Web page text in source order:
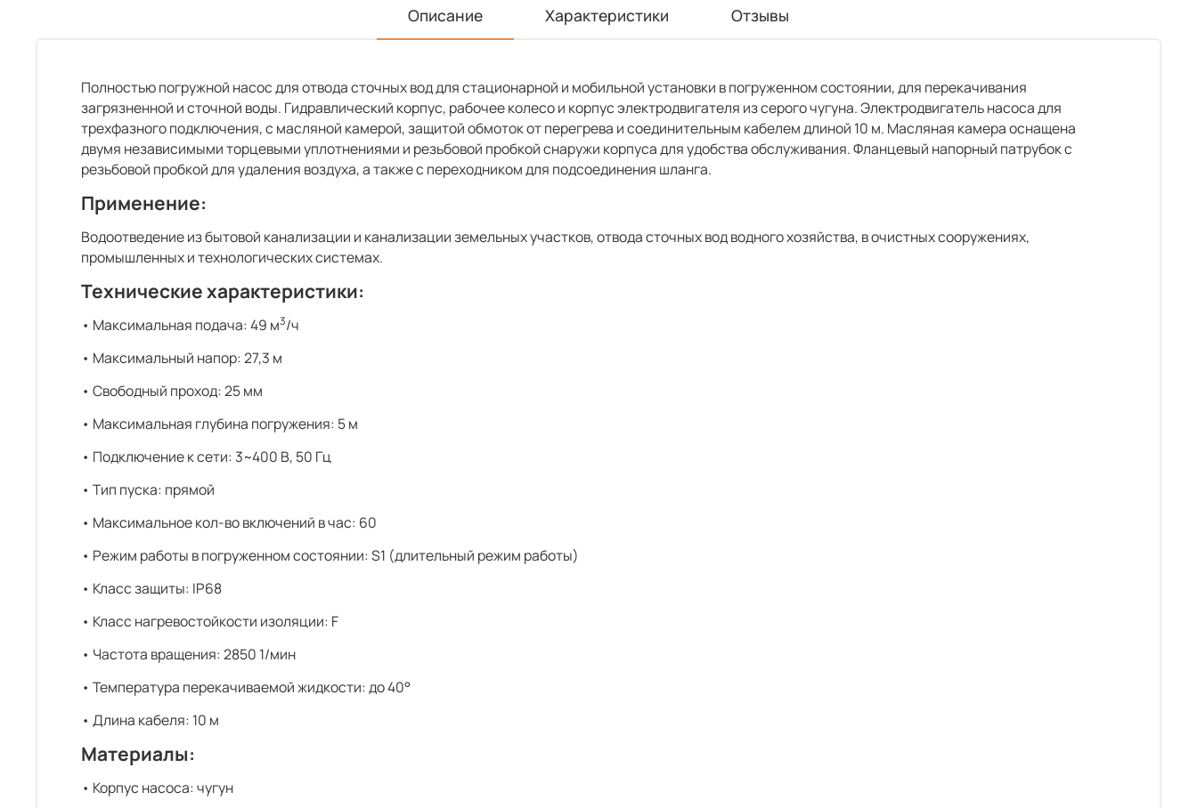
Описание Характеристики Отзывы
Полностью погружной насос для отвода сточных вод для стационарной и мобильной установки в погруженном состоянии, для перекачивания
загрязненной и сточной воды. Гидравлический корпус, рабочее колесо и корпус электродвигателя из серого чугуна. Электродвигатель насоса для
трехфазного подключения, с масляной камерой, защитой обмоток от перегрева и соединительным кабелем длиной 10 м. Масляная камера оснащена
двумя независимыми торцевыми уплотнениями и резьбовой пробкой снаружи корпуса для удобства обслуживания. Фланцевый напорный патрубок с
резьбовой пробкой для удаления воздуха, а также с переходником для подсоединения шланга.
Применение:
Водоотведение из бытовой канализации и канализации земельных участков, отвода сточных вод водного хозяйства, в очистных сооружениях,
промышленных и технологических системах.
Технические характеристики:
• Максимальная подача: 49 м3/ч
• Максимальный напор: 27,3 м
• Свободный проход: 25 мм
• Максимальная глубина погружения: 5 м
• Подключение к сети: 3~400 В, 50 Гц
• Тип пуска: прямой
• Максимальное кол-во включений в час: 60
• Режим работы в погруженном состоянии: S1 (длительный режим работы)
• Класс защиты: IP68
• Класс нагревостойкости изоляции: F
• Частота вращения: 2850 1/мин
• Температура перекачиваемой жидкости: до 40°
• Длина кабеля: 10 м
Материалы:
• Корпус насоса: чугун